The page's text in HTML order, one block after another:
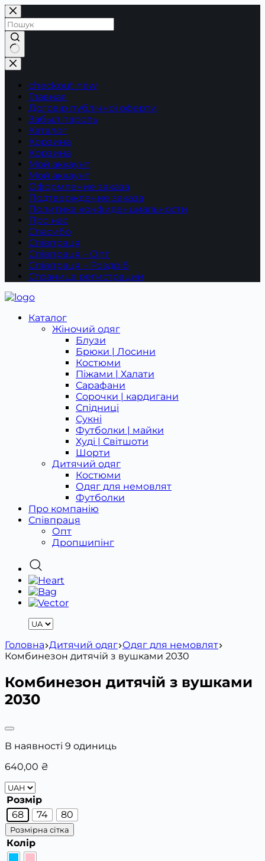
Перейти
до
вмісту
Немає
результатів
checkout new
Главная
Договір публічної оферти
Забыл пароль
Каталог
Корзина
Корзина
Мой аккаунт
Мой аккаунт
Оформление заказа
Подтверждение заказа
Политика конфиденциальности
Про нас
Спасибо
Співпраця
Співпраця – Опт
Співпраця – Роздріб
Страница регистрации
Каталог
Жіночий одяг
Блузи
Брюки | Лосини
Костюми
Піжами | Халати
Сарафани
Сорочки | кардигани
Спідниці
Сукні
Футболки | майки
Худі | Світшоти
Шорти
Дитячий одяг
Костюми
Одяг для немовлят
Футболки
Про компанію
Співпраця
Опт
Дропшипінг
Головна Дитячий одяг Одяг для немовлят
Комбинезон дитячій з вушками 2030
Комбинезон дитячій з вушками
2030
В наявності 9 одиниць
640,00 ₴
Розмір
68
74 80
Розмірна сітка
Колір